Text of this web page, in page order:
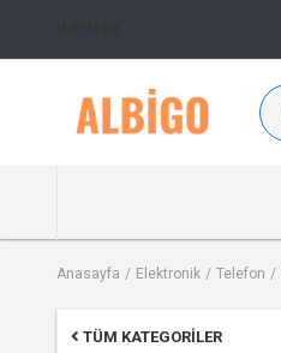
Anasayfa Elektronik Telefon
TÜM KATEGORILER